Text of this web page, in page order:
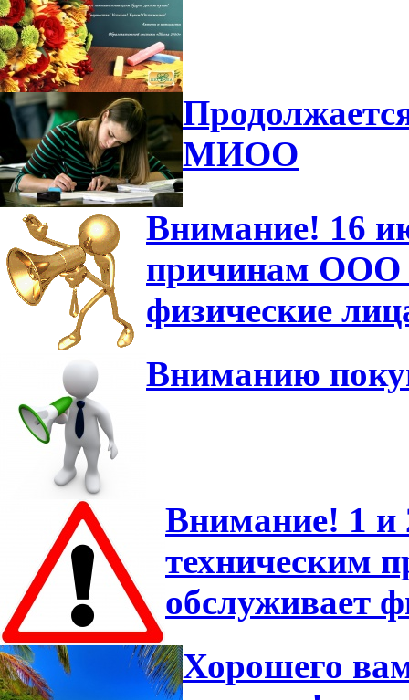
МИОО
Внимание! 16
причинам ООО
физические
Вниманию
Внимание! 1 и
техническим
обслуживает
Хорошего